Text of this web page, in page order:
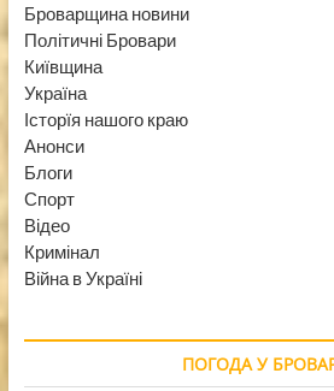
Броварщина новини
Політичні Бровари
Київщина
Україна
Історїя нашого краю
Анонси
Блоги
Спорт
Відео
Кримінал
Війна в Україні
ПОГОДА У